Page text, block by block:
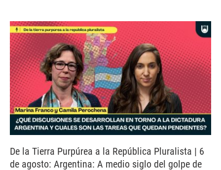
De la Tierra Purpúrea a la República Pluralista | 6
de agosto: Argentina: A medio siglo del golpe de